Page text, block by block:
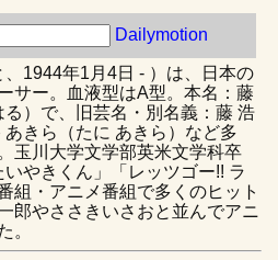
Dailymotion
1944年1月4日 - ）は、日本の
サー。血液型はA型。本名：藤
）で、旧芸名・別名義：藤 浩
きら（たに あきら）など多
玉川大学文学部英米文学科卒
やきくん」「レッツゴー!! ラ
組・アニメ番組で多くのヒット
郎やささきいさおと並んでアニ
。